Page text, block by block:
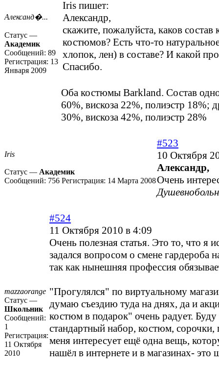
Александ�...
Статус —
Академик
Сообщений: 89
Регистрация: 13
Января 2009
Iris пишет:
Александр,
скажите, пожалуйста, каков
костюмов? Есть что-то
хлопок, лен) в составе? И какой
Спасибо.
Оба костюмы Barkland. Состав
60%, вискоза 22%, полиэстр 18%;
30%, вискоза 42%, полиэстр 28%
Iris
Статус — Академик
Сообщений: 756 Регистрация: 14 Марта 2008
#523
10 Октября
Александр,
Очень
mazzaorange
Статус —
Школьник
Сообщений:
1
Регистрация:
11 Октября
2010
#524
11 Октября 2010 в 4:09
Очень полезная статья. Это то, что я
задался вопросом о смене гардероба
так как нынешняя профессия
"Прогулялся" по виртуальному
думаю съездию туда на днях, да и
костюм в подарок" очень радует. Буду
стандартный набор, костюм, сорочки,
меня интересует ещё одна вещь,
нашёл в интернете и в магазинах- это